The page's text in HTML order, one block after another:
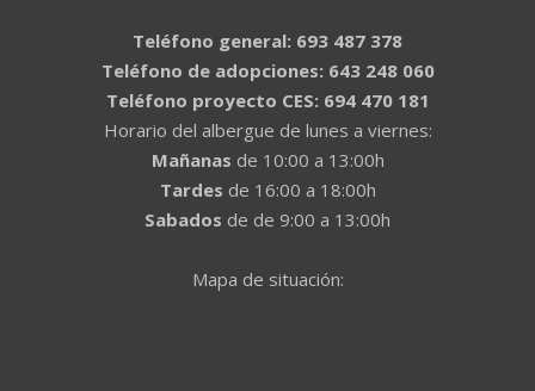
Teléfono general: 693 487 378
Teléfono de adopciones: 643 248 060
Teléfono proyecto CES: 694 470 181
Horario del albergue de lunes a viernes:
Mañanas de 10:00 a 13:00h
Tardes de 16:00 a 18:00h
Sabados de de 9:00 a 13:00h
Mapa de situación: